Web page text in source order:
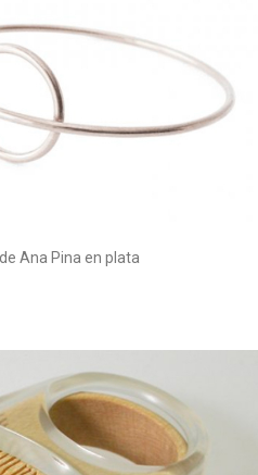
Ana Pina en plata